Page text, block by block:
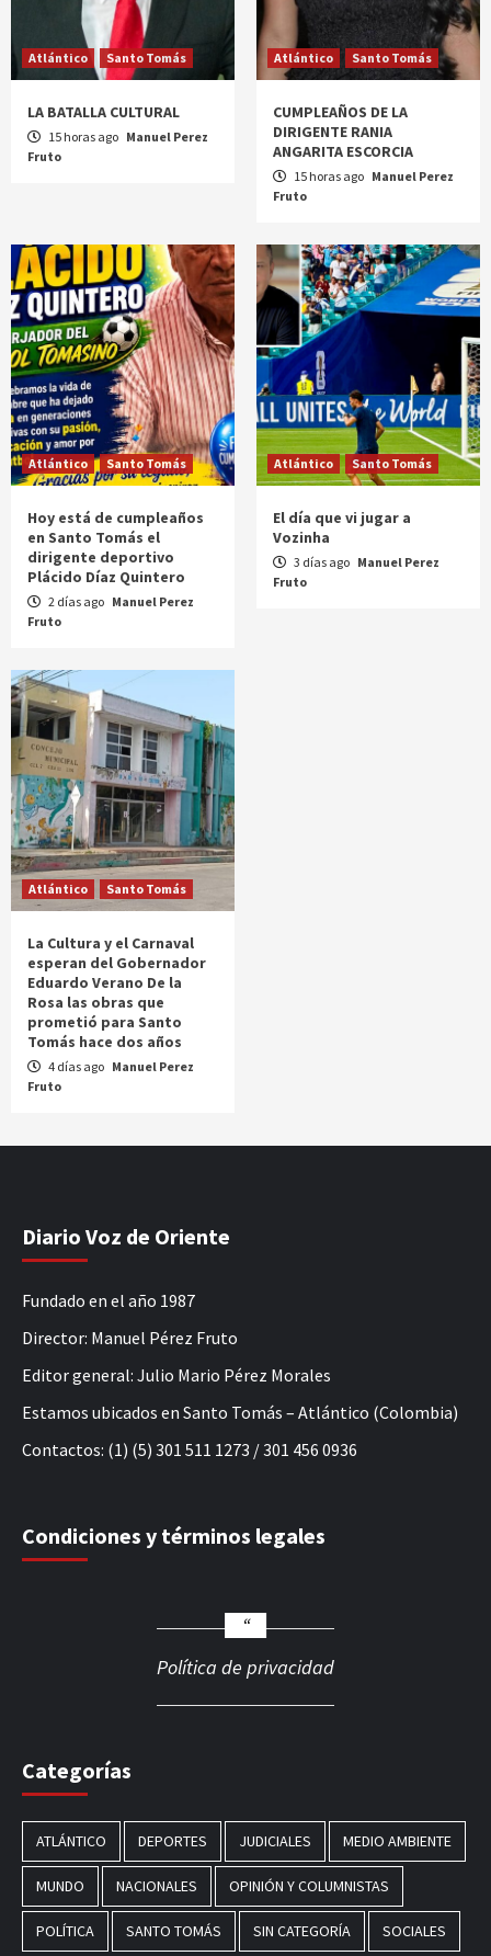
Atlántico Santo Tomás
LA BATALLA CULTURAL
15 horas ago Manuel Perez
Fruto
Atlántico Santo Tomás
CUMPLEAÑOS DE LA
DIRIGENTE RANIA
ANGARITA ESCORCIA
15 horas ago Manuel Perez
Fruto
Atlántico Santo Tomás
Hoy está de cumpleaños
en Santo Tomás el
dirigente deportivo
Plácido Díaz Quintero
2 días ago Manuel Perez
Fruto
Atlántico Santo Tomás
El día que vi jugar a
Vozinha
3 días ago Manuel Perez
Fruto
Atlántico Santo Tomás
La Cultura y el Carnaval
esperan del Gobernador
Eduardo Verano De la
Rosa las obras que
prometió para Santo
Tomás hace dos años
4 días ago Manuel Perez
Fruto
Diario Voz de Oriente
Fundado en el año 1987
Director: Manuel Pérez Fruto
Editor general: Julio Mario Pérez Morales
Estamos ubicados en Santo Tomás – Atlántico (Colombia)
Contactos: (1) (5) 301 511 1273 / 301 456 0936
Condiciones y términos legales
Política de privacidad
Categorías
ATLÁNTICO DEPORTES JUDICIALES MEDIO AMBIENTE
MUNDO NACIONALES OPINIÓN Y COLUMNISTAS
POLÍTICA SANTO TOMÁS SIN CATEGORÍA SOCIALES